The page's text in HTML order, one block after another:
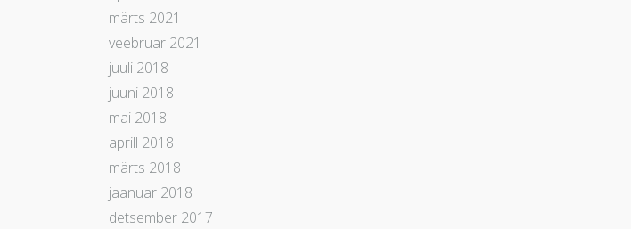
märts 2021
veebruar 2021
juuli 2018
juuni 2018
mai 2018
aprill 2018
märts 2018
jaanuar 2018
detsember 2017